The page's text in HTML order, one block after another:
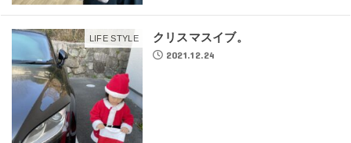
LIFE STYLE クリスマスイブ。
2021.12.24